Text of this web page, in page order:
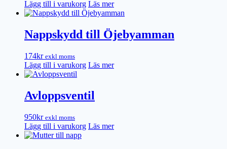
Lägg till i varukorg Läs mer
Nappskydd till Öjebyamman
174kr exkl moms
Lägg till i varukorg Läs mer
Avloppsventil
950kr exkl moms
Lägg till i varukorg Läs mer